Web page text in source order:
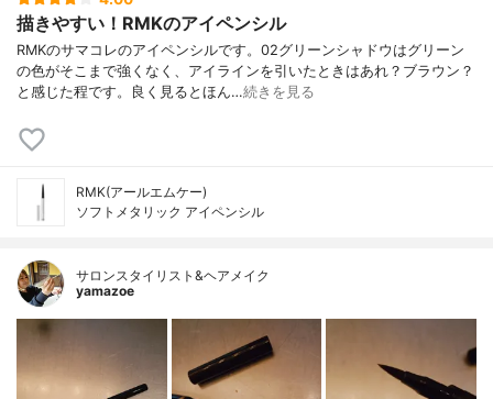
描きやすい！RMKのアイペンシル
RMKのサマコレのアイペンシルです。02グリーンシャドウはグリーン
の色がそこまで強くなく、アイラインを引いたときはあれ？ブラウン？
と感じた程です。良く見るとほん…続きを見る
RMK(アールエムケー)
ソフトメタリック アイペンシル
サロンスタイリスト&ヘアメイク
yamazoe